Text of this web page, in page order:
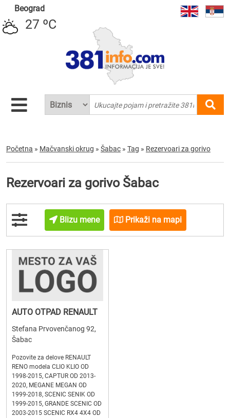
Beograd
27 ºC
Početna » Mačvanski okrug » Šabac » Tag » Rezervoari za gorivo
Rezervoari za gorivo Šabac
Blizu mene Prikaži na mapi
AUTO OTPAD RENAULT
Stefana Prvovenčanog 92,
Šabac
Pozovite za delove RENAULT
RENO modela CLIO KLIO OD
1998-2015, CAPTUR OD 2013-
2020, MEGANE MEGAN OD
1999-2018, SCENIC SENIK OD
1999-2015, GRANDE SCENIC OD
2003-2015 SCENIC RX4 4X4 OD